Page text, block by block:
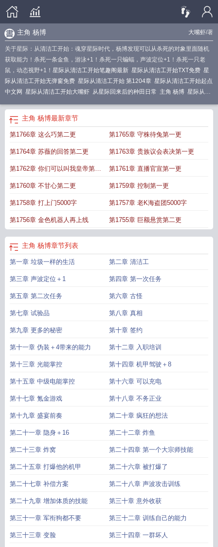
大嘴虾/著
主角 杨博
关于星际：从清洁工开始：魂穿星际时代，杨博发现可以从杀死的对象里面随机
获取能力！杀死一条金鱼，游泳+1！杀死一只蝙蝠，声波定位+1！杀死一只老
鼠，动态视野+1！ 星际从清洁工开始笔趣阁最新 星际从清洁工开始TXT免费 星
际从清洁工开始无弹窗免费 星际从清洁工开始 第1204章 星际从清洁工开始起点
中文网 星际从清洁工开始大嘴虾 从星际回来后的种田日常 主角 杨博 星际从清
我从星际回来种田 从星际回来的种田生活
阅读
田日常免费 星际从清洁工开始阅读 星际从清洁工开始百度百科星际从清洁工开
本星际从清洁工开始免费完整版 星际从清洁工开始笔趣阁最新章节TXT
清洁工开始全文免费阅读星际从清洁工开始全文星际从清洁工开始_大嘴虾
际从清洁工开始 笔趣阁星际从清洁工开始123读书网从星际回来后的种田日常
全文阅读星际从清洁工开始笔趣阁 星际从清洁工开始最新星际从清洁工开始全
版星际从清洁工开始最新章节免费 我从星际回来了星际从清洁工开始最新章
节星际从清洁工开始最新章节笔趣阁星际从清洁工开始免费阅读无弹窗星际从
清洁工开始电子书星际从清洁工开始免费阅读
清洁工开始星际从清洁工开始 大嘴虾星际从清洁工开始免费星际从清洁工开
始全文在线星际从清洁工开始奇书网 星际从清洁工开始百度
第1205章 从星际回到现代的 星际从清洁工开始全本无错版
从清洁工开始手打无错字版
主角 杨博最新章节
第1766章 这么巧第二更 第1765章 守株待兔第一更
第1764章 苏薇的回答第二更 第1763章 贵族议会表决第一更
第1762章 你们可以叫我皇帝第二
更
第1761章 直播官宣第一更
第1760章 不甘心第二更 第1759章 控制第一更
第1758章 打上门5000字 第1757章 老K海盗团5000字
第1756章 金色机器人再上线 第1755章 巨额悬赏第二更
主角 杨博章节列表
第一章 垃圾一样的生活 第二章 清洁工
第三章 声波定位＋1 第四章 第一次任务
第五章 第二次任务 第六章 古怪
第七章 试验品 第八章 真相
第九章 更多的秘密 第十章 签约
第十一章 伪装＋4带来的能力 第十二章 入职培训
第十三章 光能掌控 第十四章 机甲驾驶＋8
第十五章 中级电能掌控 第十六章 可以充电
第十七章 氪金游戏 第十八章 不务正业
第十九章 盛宴前奏 第二十章 疯狂的想法
第二十一章 隐身＋16 第二十二章 炸鱼
第二十三章 炸窝 第二十四章 第一个大宗师技能
第二十五章 打爆他的机甲 第二十六章 被打爆了
第二十七章 补偿方案 第二十八章 声波攻击训练
第二十九章 增加体质的技能 第三十章 意外收获
第三十一章 军衔狗都不要 第三十二章 训练自己的能力
第三十三章 变脸 第三十四章 一群坏人